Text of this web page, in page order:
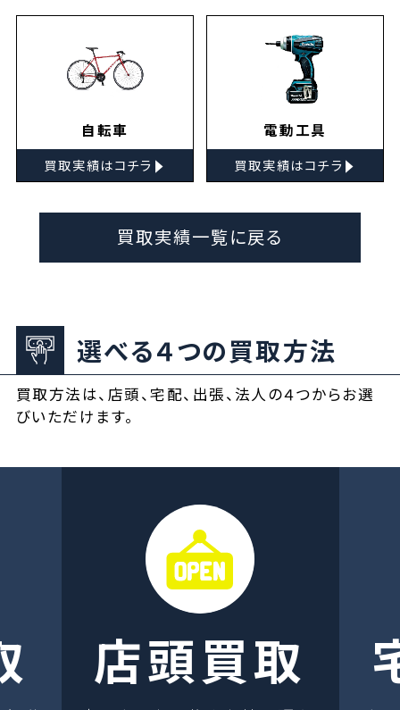
自転車
買取実績はコチラ ▸
電動工具
買取実績はコチラ ▸
買取実績一覧に戻る
選べる４つの買取方法
買取方法は、店頭、宅配、出張、法人の４つからお選
びいただけます。
店頭買取